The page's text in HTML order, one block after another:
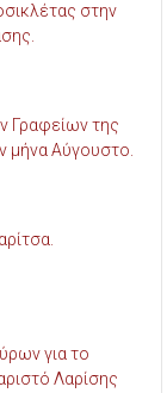
στην
Γραφείων της
μήνα Αύγουστο.
για το
Λαρίσης